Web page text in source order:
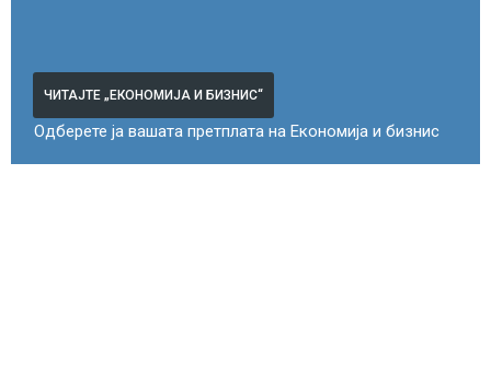
ЧИТАЈТЕ „ЕКОНОМИЈА И БИЗНИС“
Одберете ја вашата претплата на Економија и бизнис